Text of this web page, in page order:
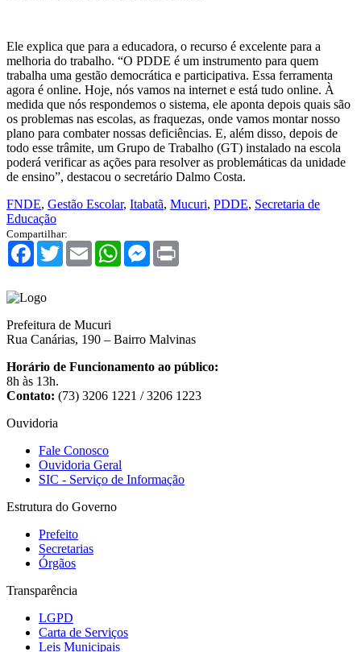
Ele explica que para a educadora, o recurso é excelente para a
melhoria do trabalho. “O PDDE é um instrumento para quem
trabalha uma gestão democrática e participativa. Essa ferramenta
agora é online. Hoje, nós vamos na internet e está tudo online. À
medida que nós respondemos o sistema, ele aponta depois quais são
os problemas nas escolas, as fraquezas, onde vamos montar nosso
plano para combater nossas deficiências. E, além disso, depois de
todo esse trâmite, um Grupo de Trabalho (GT) instalado na escola
poderá verificar as ações para resolver as problemáticas da unidade
de ensino”, destacou o secretário Dalmo Costa.
FNDE, Gestão Escolar, Itabatã, Mucuri, PDDE, Secretaria de
Educação
Compartilhar:
Facebook
TwitterEmail WhatsAppMessenger
Prefeitura de Mucuri
Rua Canárias, 190 – Bairro Malvinas
Horário de Funcionamento ao público:
8h às 13h.
Contato: (73) 3206 1221 / 3206 1223
Ouvidoria
Fale Conosco
Ouvidoria Geral
SIC - Serviço de Informação
Estrutura do Governo
Prefeito
Secretarias
Órgãos
Transparência
LGPD
Carta de Serviços
Leis Municipais